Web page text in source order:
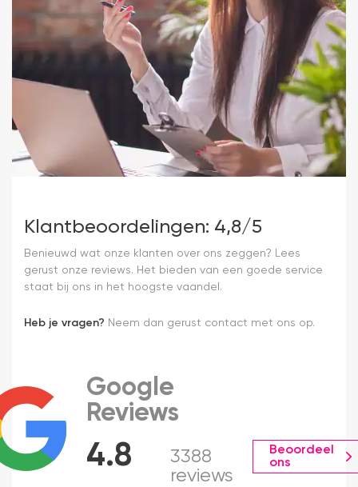
Klantbeoordelingen: 4,8/5
Benieuwd wat onze klanten over ons zeggen? Lees
gerust onze reviews. Het bieden van een goede service
staat bij ons in het hoogste vaandel.
Heb je vragen? Neem dan gerust contact met ons op.
4.8
Google
Reviews
3388
reviews
Beoordeel
ons